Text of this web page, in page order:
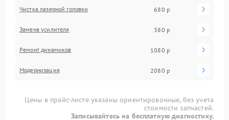
Чистка лазерной головки 680 р
Замена усилителя 380 р
Ремонт динамиков 1080 р
Модернизация 2080 р
Цены в прайс-листе указаны ориентировочные, без учета
стоимости запчастей.
Записывайтесь на бесплатную диагностику.